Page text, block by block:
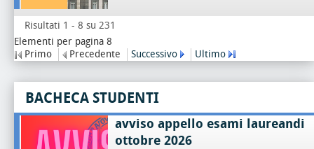
Risultati 1 - 8 su 231
Elementi per pagina 8
Primo
Precedente Successivo Ultimo
BACHECA STUDENTI
avviso appello esami laureandi
ottobre 2026